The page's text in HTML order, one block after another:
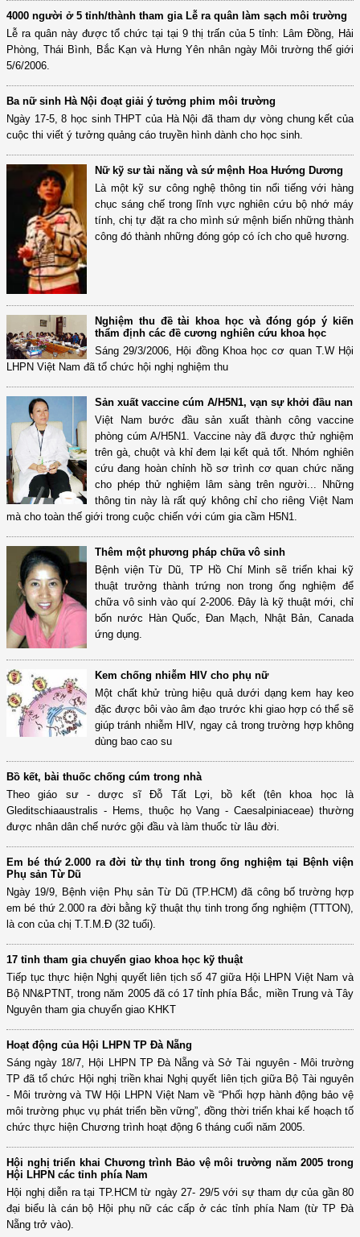
4000 người ở 5 tỉnh/thành tham gia Lễ ra quân làm sạch môi trường
Lễ ra quân này được tổ chức tại tại 9 thị trấn của 5 tỉnh: Lâm Đồng, Hải
Phòng, Thái Bình, Bắc Kạn và Hưng Yên nhân ngày Môi trường thế giới
5/6/2006.
Ba nữ sinh Hà Nội đoạt giải ý tưởng phim môi trường
Ngày 17-5, 8 học sinh THPT của Hà Nội đã tham dự vòng chung kết của
cuộc thi viết ý tưởng quảng cáo truyền hình dành cho học sinh.
Nữ kỹ sư tài năng và sứ mệnh Hoa Hướng Dương
Là một kỹ sư công nghệ thông tin nổi tiếng với hàng
chục sáng chế trong lĩnh vực nghiên cứu bộ nhớ máy
tính, chị tự đặt ra cho mình sứ mệnh biến những thành
công đó thành những đóng góp có ích cho quê hương.
Nghiệm thu đề tài khoa học và đóng góp ý kiến
thẩm định các đề cương nghiên cứu khoa học
Sáng 29/3/2006, Hội đồng Khoa học cơ quan T.W Hội
LHPN Việt Nam đã tổ chức hội nghị nghiệm thu
Sản xuất vaccine cúm A/H5N1, vạn sự khởi đầu nan
Việt Nam bước đầu sản xuất thành công vaccine
phòng cúm A/H5N1. Vaccine này đã được thử nghiệm
trên gà, chuột và khỉ đem lại kết quả tốt. Nhóm nghiên
cứu đang hoàn chỉnh hồ sơ trình cơ quan chức năng
cho phép thử nghiệm lâm sàng trên người... Những
thông tin này là rất quý không chỉ cho riêng Việt Nam
mà cho toàn thế giới trong cuộc chiến với cúm gia cầm H5N1.
Thêm một phương pháp chữa vô sinh
Bệnh viện Từ Dũ, TP Hồ Chí Minh sẽ triển khai kỹ
thuật trưởng thành trứng non trong ống nghiệm để
chữa vô sinh vào quí 2-2006. Đây là kỹ thuật mới, chỉ
bốn nước Hàn Quốc, Đan Mạch, Nhật Bản, Canada
ứng dụng.
Kem chống nhiễm HIV cho phụ nữ
Một chất khử trùng hiệu quả dưới dạng kem hay keo
đặc được bôi vào âm đạo trước khi giao hợp có thể sẽ
giúp tránh nhiễm HIV, ngay cả trong trường hợp không
dùng bao cao su
Bồ kết, bài thuốc chống cúm trong nhà
Theo giáo sư - dược sĩ Đỗ Tất Lợi, bồ kết (tên khoa học là
Gleditschiaaustralis - Hems, thuộc họ Vang - Caesalpiniaceae) thường
được nhân dân chế nước gội đầu và làm thuốc từ lâu đời.
Em bé thứ 2.000 ra đời từ thụ tinh trong ống nghiệm tại Bệnh viện
Phụ sản Từ Dũ
Ngày 19/9, Bệnh viện Phụ sản Từ Dũ (TP.HCM) đã công bố trường hợp
em bé thứ 2.000 ra đời bằng kỹ thuật thụ tinh trong ống nghiệm (TTTON),
là con của chị T.T.M.Đ (32 tuổi).
17 tỉnh tham gia chuyển giao khoa học kỹ thuật
Tiếp tục thực hiện Nghị quyết liên tịch số 47 giữa Hội LHPN Việt Nam và
Bộ NN&PTNT, trong năm 2005 đã có 17 tỉnh phía Bắc, miền Trung và Tây
Nguyên tham gia chuyển giao KHKT
Hoạt động của Hội LHPN TP Đà Nẵng
Sáng ngày 18/7, Hội LHPN TP Đà Nẵng và Sở Tài nguyên - Môi trường
TP đã tổ chức Hội nghị triền khai Nghị quyết liên tịch giữa Bộ Tài nguyên
- Môi trường và TW Hội LHPN Việt Nam về “Phối hợp hành động bảo vệ
môi trường phục vụ phát triển bền vững”, đồng thời triển khai kế hoạch tố
chức thực hiện Chương trình hoạt động 6 tháng cuối năm 2005.
Hội nghị triển khai Chương trình Bảo vệ môi trường năm 2005 trong
Hội LHPN các tỉnh phía Nam
Hội nghị diễn ra tại TP.HCM từ ngày 27- 29/5 với sự tham dự của gần 80
đại biểu là cán bộ Hội phụ nữ các cấp ở các tỉnh phía Nam (từ TP Đà
Nẵng trở vào).